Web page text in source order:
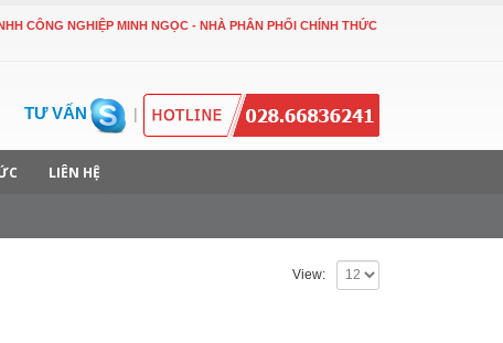
CÔNG NGHIỆP MINH NGỌC - NHÀ PHÂN PHỐI CHÍNH THỨC HẠT HÚT ẨM POROCEL
TƯ VẤN |
LIÊN HỆ
View: